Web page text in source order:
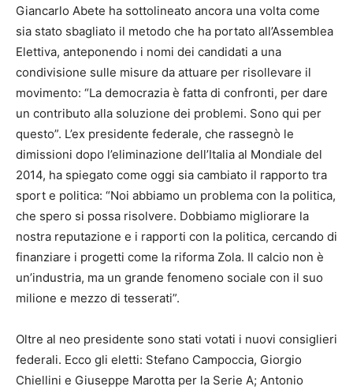
Giancarlo Abete ha sottolineato ancora una volta come
sia stato sbagliato il metodo che ha portato all’Assemblea
Elettiva, anteponendo i nomi dei candidati a una
condivisione sulle misure da attuare per risollevare il
movimento: “La democrazia è fatta di confronti, per dare
un contributo alla soluzione dei problemi. Sono qui per
questo”. L’ex presidente federale, che rassegnò le
dimissioni dopo l’eliminazione dell’Italia al Mondiale del
2014, ha spiegato come oggi sia cambiato il rapporto tra
sport e politica: “Noi abbiamo un problema con la politica,
che spero si possa risolvere. Dobbiamo migliorare la
nostra reputazione e i rapporti con la politica, cercando di
finanziare i progetti come la riforma Zola. Il calcio non è
un’industria, ma un grande fenomeno sociale con il suo
milione e mezzo di tesserati”.
Oltre al neo presidente sono stati votati i nuovi consiglieri
federali. Ecco gli eletti: Stefano Campoccia, Giorgio
Chiellini e Giuseppe Marotta per la Serie A; Antonio